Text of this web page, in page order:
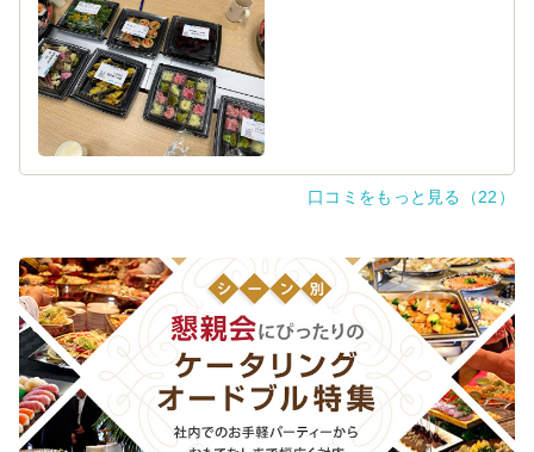
だきたいと思います。
口コミをもっと見る（22）